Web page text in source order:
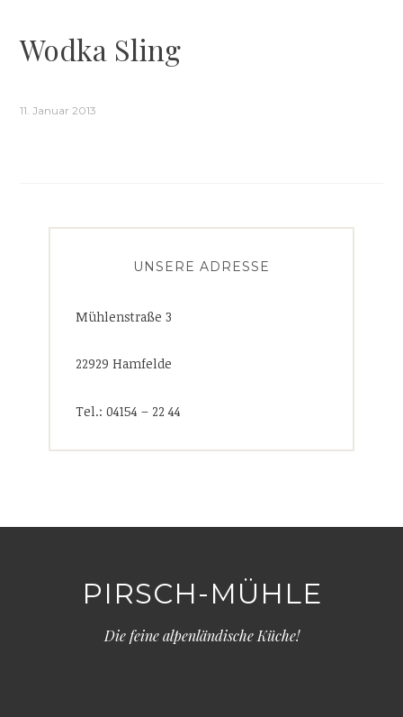
Wodka Sling
11. Januar 2013
UNSERE ADRESSE
Mühlenstraße 3
22929 Hamfelde
Tel.: 04154 – 22 44
PIRSCH-MÜHLE
Die feine alpenländische Küche!